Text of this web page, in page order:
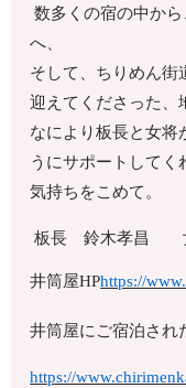
数多くの宿の中か
へ、
そして、ちりめん街
迎えてくださった、
なにより板長と女将
うにサポートしてく
気持ちをこめて。
板長 鈴木孝昌
井筒屋HPhttps://
井筒屋にご宿泊され
https://